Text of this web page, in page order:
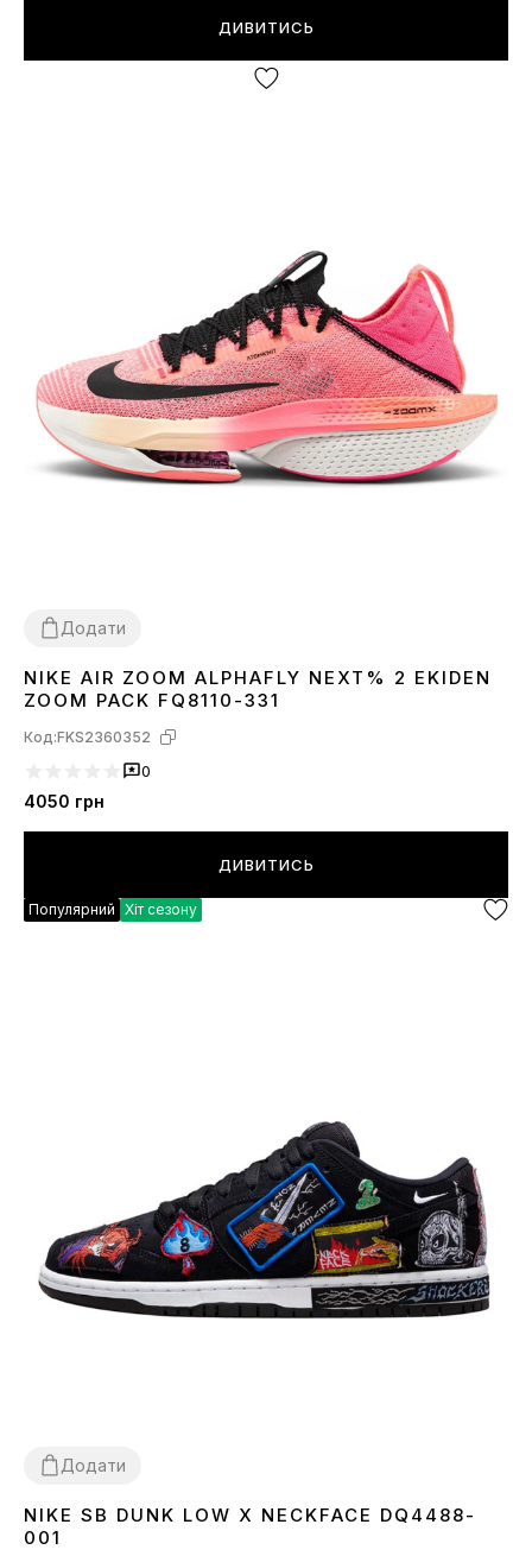
ДИВИТИСЬ
Додати
3637 38 39 40
NIKE AIR ZOOM ALPHAFLY NEXT% 2 EKIDEN
ZOOM PACK FQ8110-331
Код:FKS2360352
0
4050 грн
ДИВИТИСЬ
Популярний Хіт сезону
Додати
3738 39404142 43 44
NIKE SB DUNK LOW X NECKFACE DQ4488-
001